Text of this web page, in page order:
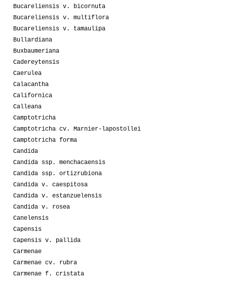
Bucareliensis v. bicornuta
Bucareliensis v. multiflora
Bucareliensis v. tamaulipa
Bullardiana
Buxbaumeriana
Cadereytensis
Caerulea
Calacantha
Californica
Calleana
Camptotricha
Camptotricha cv. Marnier-lapostollei
Camptotricha forma
Candida
Candida ssp. menchacaensis
Candida ssp. ortizrubiona
Candida v. caespitosa
Candida v. estanzuelensis
Candida v. rosea
Canelensis
Capensis
Capensis v. pallida
Carmenae
Carmenae cv. rubra
Carmenae f. cristata